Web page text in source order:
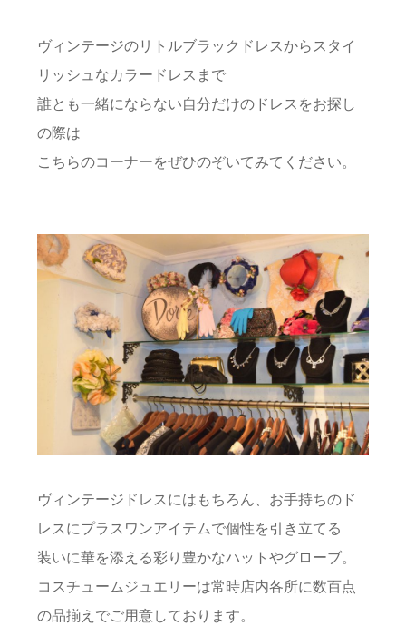
ヴィンテージのリトルブラックドレスからスタイ
リッシュなカラードレスまで
誰とも一緒にならない自分だけのドレスをお探し
の際は
こちらのコーナーをぜひのぞいてみてください。
ヴィンテージドレスにはもちろん、お手持ちのド
レスにプラスワンアイテムで個性を引き立てる
装いに華を添える彩り豊かなハットやグローブ。
コスチュームジュエリーは常時店内各所に数百点
の品揃えでご用意しております。